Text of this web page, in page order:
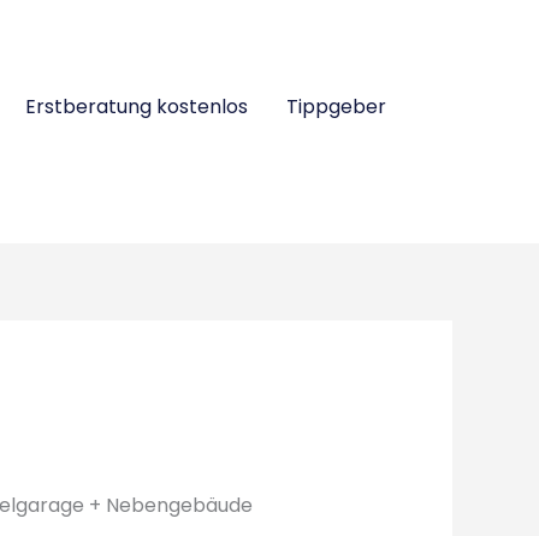
Erstberatung kostenlos Tippgeber
+ Nebengebäude